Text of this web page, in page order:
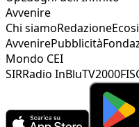
Avvenire
Chi siamoRedazione
AvvenirePubblicità
Mondo CEI
SIRRadio InBluTV2000